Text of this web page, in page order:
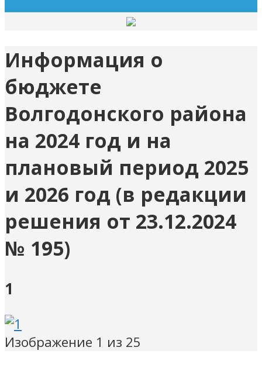
Информация о
бюджете
Волгодонского района
на 2024 год и на
плановый период 2025
и 2026 год (в редакции
решения от 23.12.2024
№ 195)
1
Изображение 1 из 25